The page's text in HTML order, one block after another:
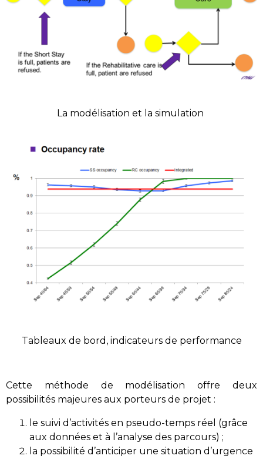
La modélisation et la simulation
Tableaux de bord, indicateurs de performance
Cette méthode de modélisation offre deux
possibilités majeures aux porteurs de projet :
le suivi d’activités en pseudo-temps réel (grâce
aux données et à l’analyse des parcours) ;
la possibilité d’anticiper une situation d’urgence